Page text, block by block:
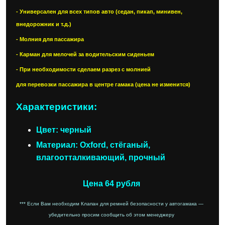
- Универсален для всех типов авто (седан, пикап, минивен,
внедорожник и т.д.)
- Молния для пассажира
- Карман для мелочей за водительским сиденьем
- При необходимости сделаем разрез с молнией
для перевозки пассажира в центре гамака (цена не изменится)
Характеристики:
Цвет: черный
Материал: Oxford, стёганый,
влагоотталкивающий, прочный
Цена 64 рубля
*** Если Вам необходим Клапан для ремней безопасности у автогамака —
убедительно просим сообщить об этом менеджеру